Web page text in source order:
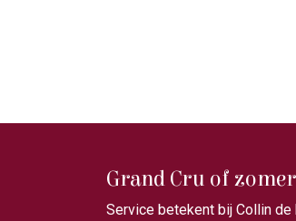
Grand Cru of
Service betekent bij Collin